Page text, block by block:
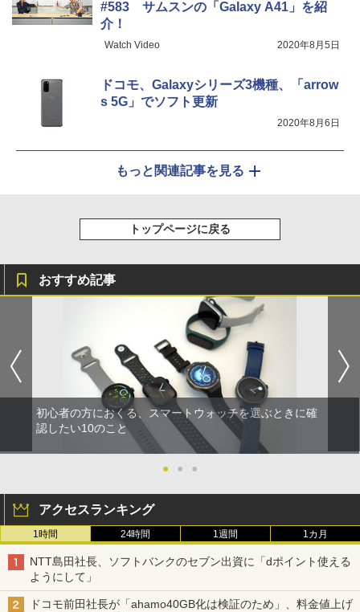
#583 サムスンの「Galaxy A41」を紹
介！
Watch Video 2020年8月5日
ドコモ、Galaxyシリーズ3機種、「arrow
s 5G」でソフト更新
2020年8月6日
もっと関連記事を見る
トップページに戻る
おすすめ記事
初心者の方におくる、スマートウォッチを選ぶときに確
認したい10のこと
● ● ●
アクセスランキング
1時間 24時間 1週間 1カ月
NTT島田社長、ソフトバンクのセブン出資に「dポイント使える
ようにして」
ドコモ前田社長が「ahamo40GB化は検証のため」、料金値上げ